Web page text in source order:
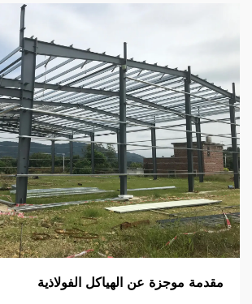
مقدمة موجزة عن الهياكل الفولاذية